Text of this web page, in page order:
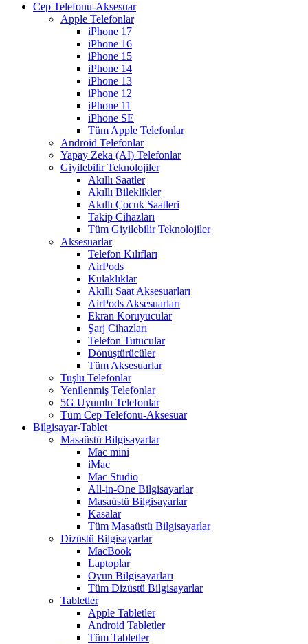
Cep Telefonu-Aksesuar
Apple Telefonlar
iPhone 17
iPhone 16
iPhone 15
iPhone 14
iPhone 13
iPhone 12
iPhone 11
iPhone SE
Tüm Apple Telefonlar
Android Telefonlar
Yapay Zeka (AI) Telefonlar
Giyilebilir Teknolojiler
Akıllı Saatler
Akıllı Bileklikler
Akıllı Çocuk Saatleri
Takip Cihazları
Tüm Giyilebilir Teknolojiler
Aksesuarlar
Telefon Kılıfları
AirPods
Kulaklıklar
Akıllı Saat Aksesuarları
AirPods Aksesuarları
Ekran Koruyucular
Şarj Cihazları
Telefon Tutucular
Dönüştürücüler
Tüm Aksesuarlar
Tuşlu Telefonlar
Yenilenmiş Telefonlar
5G Uyumlu Telefonlar
Tüm Cep Telefonu-Aksesuar
Bilgisayar-Tablet
Masaüstü Bilgisayarlar
Mac mini
iMac
Mac Studio
All-in-One Bilgisayarlar
Masaüstü Bilgisayarlar
Kasalar
Tüm Masaüstü Bilgisayarlar
Dizüstü Bilgisayarlar
MacBook
Laptoplar
Oyun Bilgisayarları
Tüm Dizüstü Bilgisayarlar
Tabletler
Apple Tabletler
Android Tabletler
Tüm Tabletler